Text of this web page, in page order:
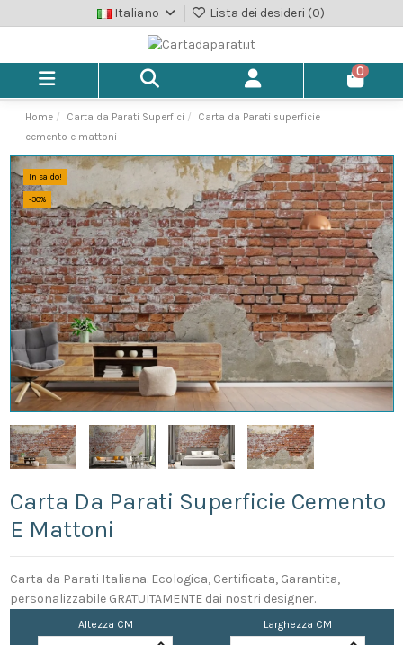
Italiano Lista dei desideri (0)
0
Home Carta da Parati Superfici
Carta da Parati superficie
cemento e mattoni
In saldo!
-30%
Carta Da Parati Superficie Cemento
E Mattoni
Carta da Parati Italiana. Ecologica, Certificata, Garantita,
personalizzabile GRATUITAMENTE dai nostri designer.
Altezza CM Larghezza CM